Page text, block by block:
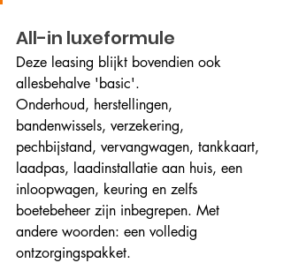
All-in luxeformule
Deze leasing blijkt bovendien ook
allesbehalve 'basic'.
Onderhoud, herstellingen,
bandenwissels, verzekering,
pechbijstand, vervangwagen, tankkaart,
laadpas, laadinstallatie aan huis, een
inloopwagen, keuring en zelfs
boetebeheer zijn inbegrepen. Met
andere woorden: een volledig
ontzorgingspakket.